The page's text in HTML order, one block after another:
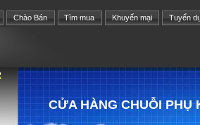
Chào Bán Tìm mua Khuyến mại Tuyển
CỬA HÀNG CHUỖI PHỤ